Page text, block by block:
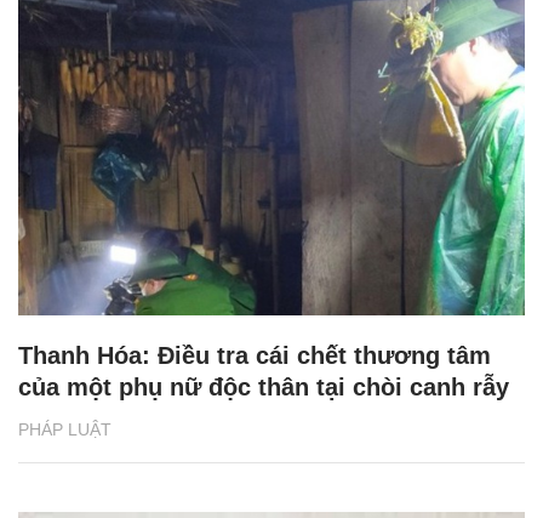
PHÁP LUẬT
Thanh Hóa: Điều tra cái chết thương tâm
của một phụ nữ độc thân tại chòi canh rẫy